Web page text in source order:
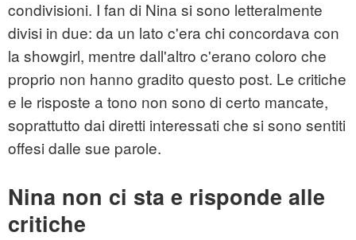
condivisioni. I fan di Nina si sono letteralmente
divisi in due: da un lato c'era chi concordava con
la showgirl, mentre dall'altro c'erano coloro che
proprio non hanno gradito questo post. Le critiche
e le risposte a tono non sono di certo mancate,
soprattutto dai diretti interessati che si sono sentiti
offesi dalle sue parole.
Nina non ci sta e risponde alle
critiche